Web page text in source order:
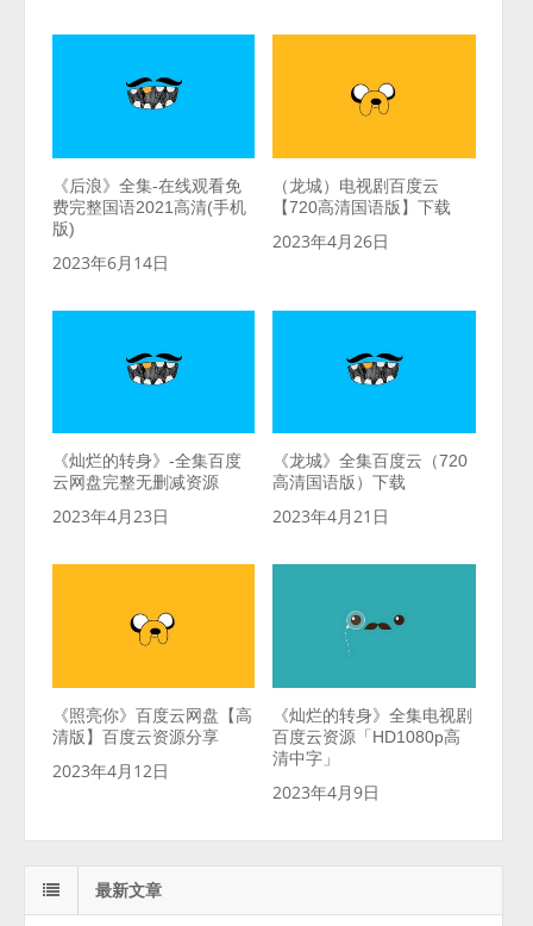
《后浪》全集-在线观看免
费完整国语2021高清(手机
版)
2023年6月14日
（龙城）电视剧百度云
【720高清国语版】下载
2023年4月26日
《灿烂的转身》-全集百度
云网盘完整无删减资源
2023年4月23日
《龙城》全集百度云（720
高清国语版）下载
2023年4月21日
《照亮你》百度云网盘【高
清版】百度云资源分享
2023年4月12日
《灿烂的转身》全集电视剧
百度云资源「HD1080p高
清中字」
2023年4月9日
最新文章